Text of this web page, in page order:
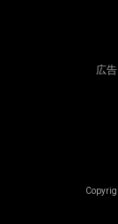
広